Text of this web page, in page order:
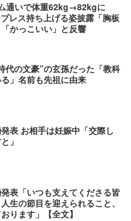
通いで体重62kg→82kgに
レス持ち上げる姿披露「胸板
かっこいい」と反響
代の文豪”の玄孫だった「教科
」名前も先祖に由来
表 お相手は妊娠中「交際し
」
表「いつも支えてくださる皆
生の節目を迎えられること、
ります」【全文】